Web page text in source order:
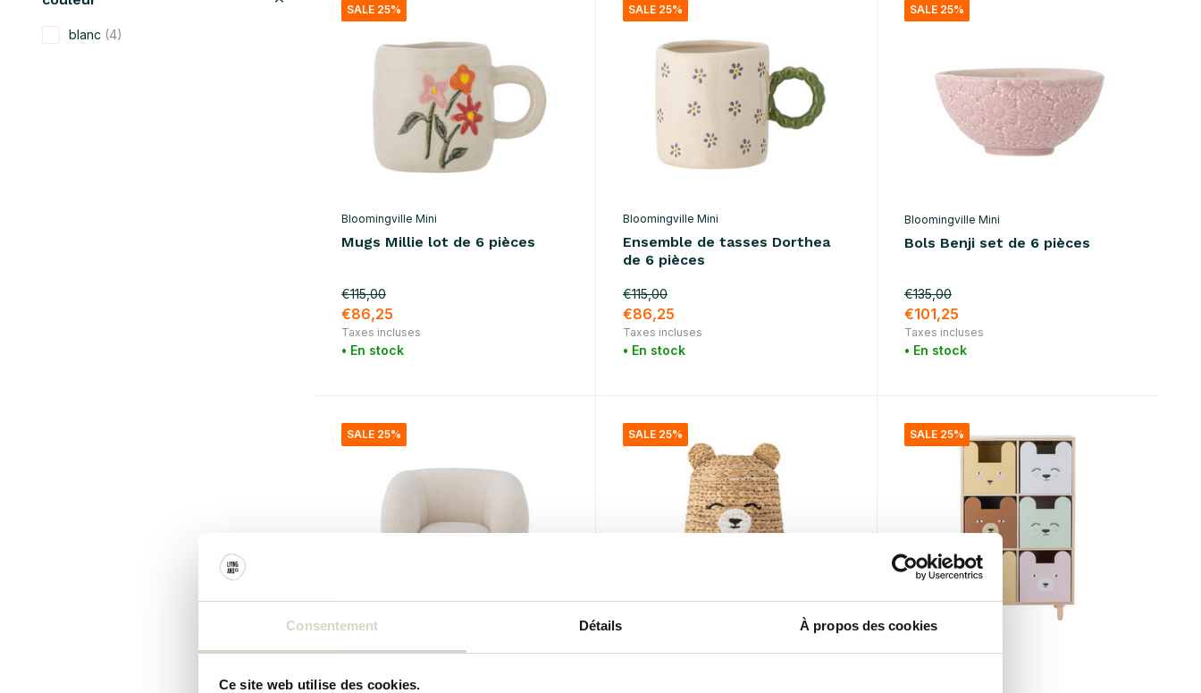
Consentement Détails À propos des cookies
Ce site web utilise des cookies.
blanc (4)
SALE 25%
Bloomingville Mini
Mugs Millie lot de 6 pièces
€115,00
€86,25
Taxes incluses
• En stock
SALE 25%
Bloomingville Mini
Ensemble de tasses Dorthea
de 6 pièces
€115,00
€86,25
Taxes incluses
• En stock
SALE 25%
Bloomingville Mini
Bols Benji set de 6 pièces
€135,00
€101,25
Taxes incluses
• En stock
SALE 25% SALE 25% SALE 25%